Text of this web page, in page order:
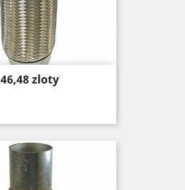
Price
46,48 zloty